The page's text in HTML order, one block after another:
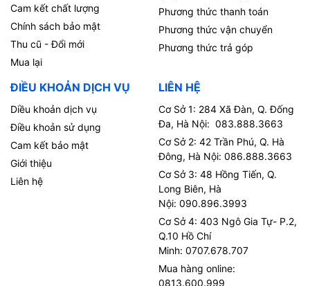
Cam kết chất lượng
Chính sách bảo mật
Thu cũ - Đổi mới
Mua lại
Phương thức thanh toán
Phương thức vận chuyển
Phương thức trả góp
ĐIỀU KHOẢN DỊCH VỤ
Diều khoản dịch vụ
Điều khoản sử dụng
Cam kết bảo mật
Giới thiệu
Liên hệ
LIÊN HỆ
Cơ Sở 1: 284 Xã Đàn, Q. Đống
Đa, Hà Nội: 083.888.3663
Cơ Sở 2: 42 Trần Phú, Q. Hà
Đông, Hà Nội: 086.888.3663
Cơ Sở 3: 48 Hồng Tiến, Q.
Long Biên, Hà
Nội: 090.896.3993
Cơ Sở 4: 403 Ngô Gia Tự- P.2,
Q.10 Hồ Chí
Minh: 0707.678.707
Mua hàng online:
0813.600.999